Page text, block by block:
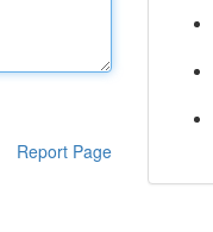
Report Page